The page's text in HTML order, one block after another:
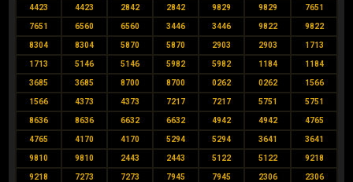
4423 4423 2842 2842 9829 9829 7651
7651 6560 6560 3446 3446 9822 9822
8304 8304 5870 5870 2903 2903 1713
1713 5146 5146 5982 5982 1184 1184
3685 3685 8700 8700 0262 0262 1566
1566 4373 4373 7217 7217 5751 5751
8636 8636 6632 6632 4942 4942 4765
4765 4170 4170 5294 5294 3641 3641
9810 9810 2443 2443 5122 5122 9218
9218 7273 7273 7945 7945 2306 2306